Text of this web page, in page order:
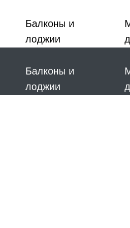
Балконы и
лоджии
Балконы и
лоджии